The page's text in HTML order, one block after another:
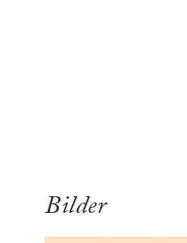
Bilder